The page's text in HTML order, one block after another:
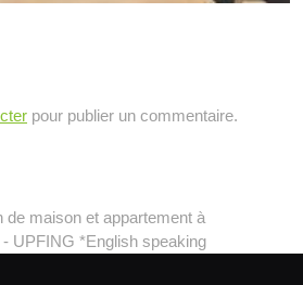
pour publier un commentaire.
de maison et appartement à
UPFING *English speaking